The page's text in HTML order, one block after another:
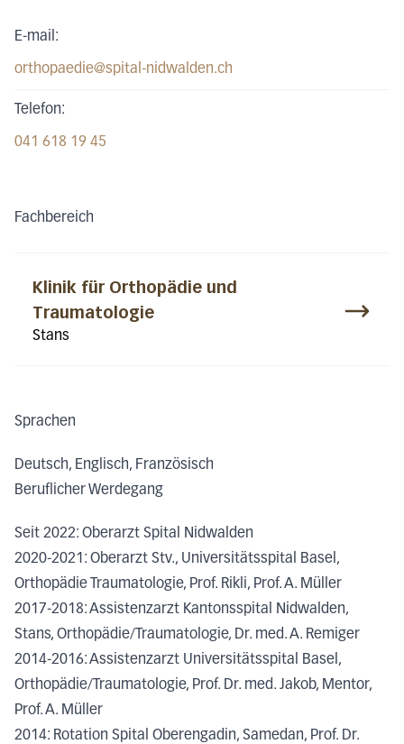
E-mail:
orthopaedie@spital-nidwalden.ch
Telefon:
041 618 19 45
Fachbereich
Klinik für Orthopädie und
Traumatologie
Stans
Sprachen
Deutsch, Englisch, Französisch
Beruflicher Werdegang
Seit 2022: Oberarzt Spital Nidwalden
2020-2021: Oberarzt Stv., Universitätsspital Basel,
Orthopädie Traumatologie, Prof. Rikli, Prof. A. Müller
2017-2018: Assistenzarzt Kantonsspital Nidwalden,
Stans, Orthopädie/Traumatologie, Dr. med. A. Remiger
2014-2016: Assistenzarzt Universitätsspital Basel,
Orthopädie/Traumatologie, Prof. Dr. med. Jakob, Mentor,
Prof. A. Müller
2014: Rotation Spital Oberengadin, Samedan, Prof. Dr.